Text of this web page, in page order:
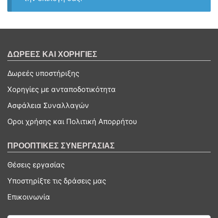
ΔΩΡΕΕΣ ΚΑΙ ΧΟΡΗΓΙΕΣ
Δωρεές υποστήριξης
Χορηγίες με ανταποδοτικότητα
Ασφάλεια Συναλλαγών
Οροι χρήσης και Πολιτική Απορρήτου
ΠΡΟΟΠΤΙΚΕΣ ΣΥΝΕΡΓΑΣΙΑΣ
Θέσεις εργασίας
Υποστηρίξτε τις δράσεις μας
Επικοινωνία